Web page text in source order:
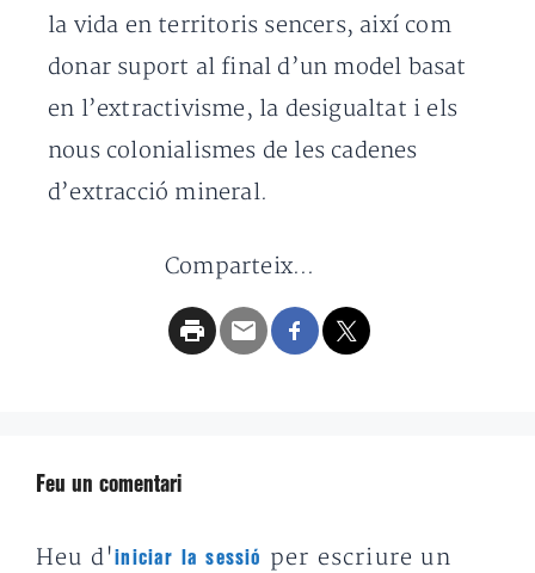
la vida en territoris sencers, així com
donar suport al final d’un model basat
en l’extractivisme, la desigualtat i els
nous colonialismes de les cadenes
d’extracció mineral.
Comparteix...
Feu un comentari
Heu d'iniciar la sessió
per escriure un